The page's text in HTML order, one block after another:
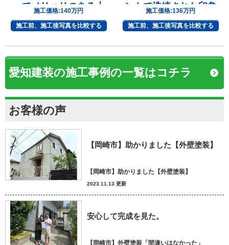
ーでメリハリのある上
質な住まいへ
施工価格:140万円
施工前、施工後写真を比較する
ントで洗練された印象
へ
施工価格:136万円
施工前、施工後写真を比較する
愛知建装の施工事例の一覧はコチラ
お客様の声
【岡崎市】助かりました【外壁塗装】
【岡崎市】助かりました【外壁塗装】
2023.11.13 更新
安心して完成を見た。
【岡崎市】外壁塗装「間違いはなかった」